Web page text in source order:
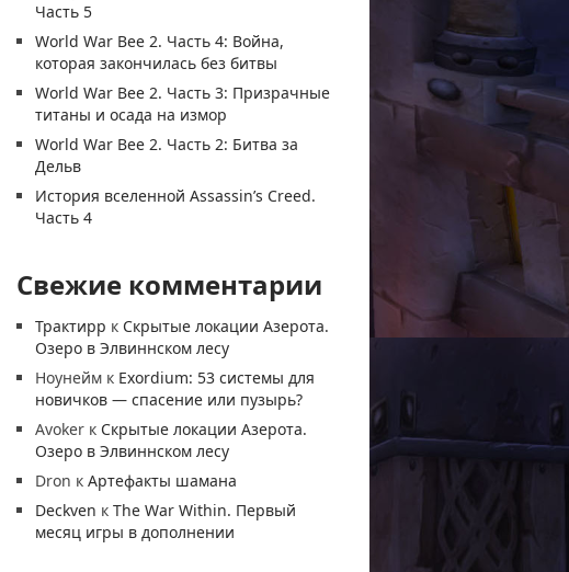
Часть 5
World War Bee 2. Часть 4: Война,
которая закончилась без битвы
World War Bee 2. Часть 3: Призрачные
титаны и осада на измор
World War Bee 2. Часть 2: Битва за
Дельв
История вселенной Assassin’s Creed.
Часть 4
Свежие комментарии
Трактирр к Скрытые локации Азерота.
Озеро в Элвиннском лесу
Ноунейм к Exordium: 53 системы для
новичков — спасение или пузырь?
Avoker к Скрытые локации Азерота.
Озеро в Элвиннском лесу
Dron кАртефакты шамана
Deckven кThe War Within. Первый
месяц игры в дополнении